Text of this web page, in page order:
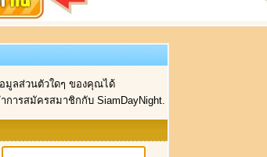
มูลส่วนตัวใดๆ ของคุณได้
การสมัครสมาชิกกับ SiamDayNight.